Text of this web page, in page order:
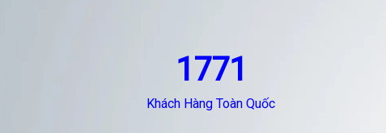
1771
Khách Hàng Toàn Quốc